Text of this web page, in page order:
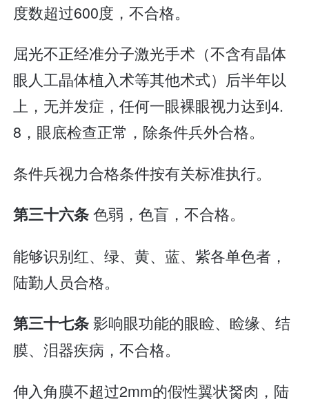
度数超过600度，不合格。
屈光不正经准分子激光手术（不含有晶体
眼人工晶体植入术等其他术式）后半年以
上，无并发症，任何一眼裸眼视力达到4.
8，眼底检查正常，除条件兵外合格。
条件兵视力合格条件按有关标准执行。
第三十六条色弱，色盲，不合格。
能够识别红、绿、黄、蓝、紫各单色者，
陆勤人员合格。
第三十七条影响眼功能的眼睑、睑缘、结
膜、泪器疾病，不合格。
伸入角膜不超过2mm的假性翼状胬肉，陆